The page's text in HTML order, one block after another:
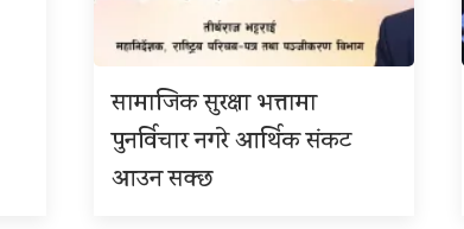
सामाजिक सुरक्षा भत्तामा
पुनर्विचार नगरे आर्थिक संकट
आउन सक्छ